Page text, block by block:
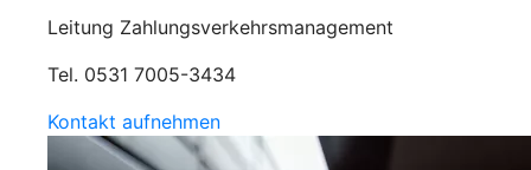
Leitung Zahlungsverkehrsmanagement
Tel. 0531 7005-3434
Kontakt aufnehmen